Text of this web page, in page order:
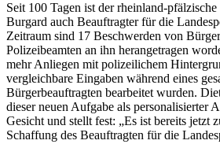
Seit 100 Tagen ist der rheinland-
Burgard auch Beauftragter für die
Zeitraum sind 17 Beschwerden von
Polizeibeamten an ihn herangetragen
mehr Anliegen mit polizeilichem
vergleichbare Eingaben während eines
Bürgerbeauftragten bearbeitet wurden.
dieser neuen Aufgabe als personalisierter
Gesicht und stellt fest: „Es ist bereits jetzt
Schaffung des Beauftragten für die